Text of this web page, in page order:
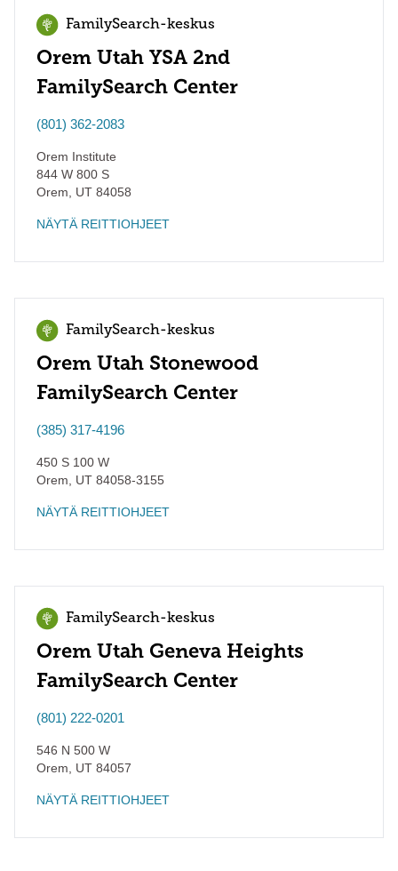
FamilySearch-keskus
Orem Utah YSA 2nd
FamilySearch Center
(801) 362-2083
Orem Institute
844 W 800 S
Orem
UT 84058
NÄYTÄ REITTIOHJEET
FamilySearch-keskus
Orem Utah Stonewood
FamilySearch Center
(385) 317-4196
450 S 100 W
Orem
UT 84058-3155
NÄYTÄ REITTIOHJEET
FamilySearch-keskus
Orem Utah Geneva Heights
FamilySearch Center
(801) 222-0201
546 N 500 W
Orem
UT 84057
NÄYTÄ REITTIOHJEET